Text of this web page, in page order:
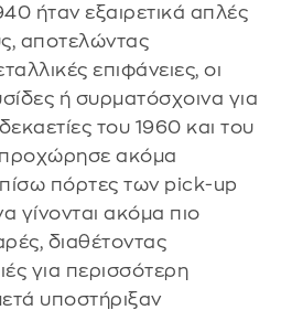
ήταν εξαιρετικά απλές
αποτελώντας
επιφάνειες, οι
ή συρματόσχοινα για
του 1960 και του
προχώρησε ακόμα
πίσω πόρτες των pick-up
γίνονται ακόμα πιο
διαθέτοντας
για περισσότερη
υποστήριξαν